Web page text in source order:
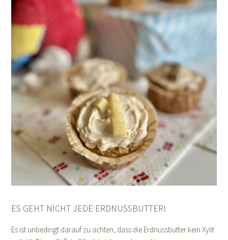
ES GEHT NICHT JEDE ERDNUSSBUTTER!
Es ist unbedingt darauf zu achten, dass die Erdnussbutter kein Xylit